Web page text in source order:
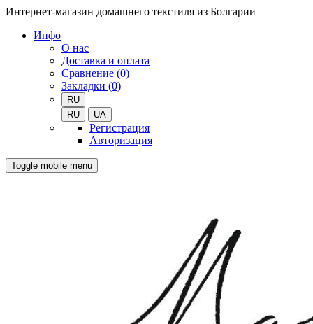
Интернет-магазин домашнего текстиля из Болгарии
Инфо
О нас
Доставка и оплата
Сравнение (0)
Закладки (0)
RU
RU
UA
Регистрация
Авторизация
Toggle mobile menu